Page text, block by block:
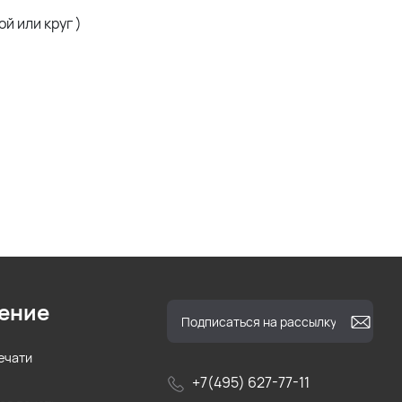
или круг )
+7(495) 627-77-11